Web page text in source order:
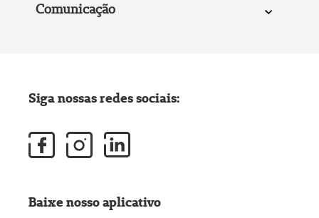
Comunicação
Siga nossas redes sociais:
Baixe nosso aplicativo